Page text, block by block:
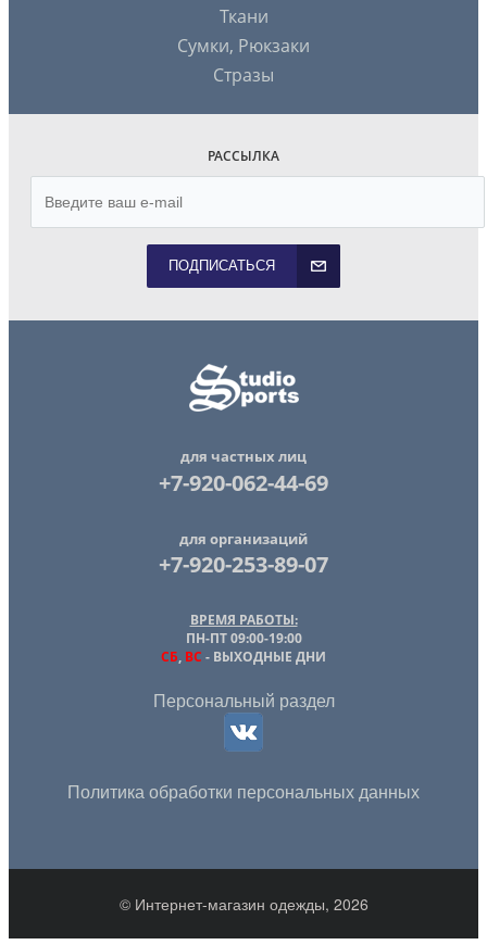
Ткани
Сумки, Рюкзаки
Стразы
РАССЫЛКА
ПОДПИСАТЬСЯ
для частных лиц
+7-920-062-44-69
для организаций
+7-920-253-89-07
ВРЕМЯ РАБОТЫ:
ПН-ПТ 09:00-19:00
СБ, ВС - ВЫХОДНЫЕ ДНИ
Персональный раздел
Политика обработки персональных данных
© Интернет-магазин одежды, 2026